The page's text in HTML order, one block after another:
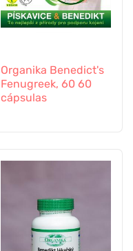
Organika Benedict's
Fenugreek, 60 60
cápsulas